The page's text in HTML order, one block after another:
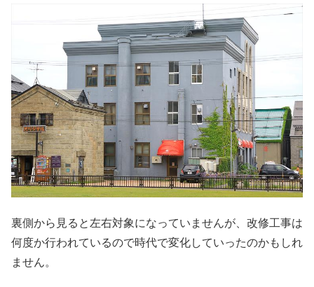
裏側から見ると左右対象になっていませんが、改修工事は
何度か行われているので時代で変化していったのかもしれ
ません。